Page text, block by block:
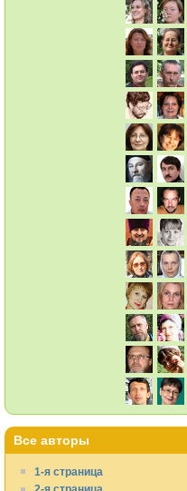
Все авторы
1-я страница